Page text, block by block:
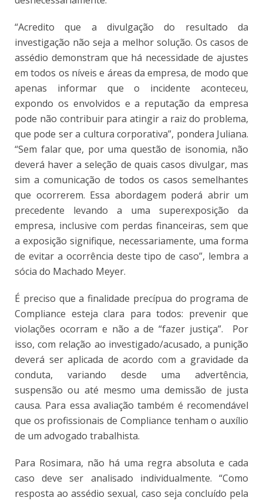
“Acredito que a divulgação do resultado da
investigação não seja a melhor solução. Os casos de
assédio demonstram que há necessidade de ajustes
em todos os níveis e áreas da empresa, de modo que
apenas informar que o incidente aconteceu,
expondo os envolvidos e a reputação da empresa
pode não contribuir para atingir a raiz do problema,
que pode ser a cultura corporativa”, pondera Juliana.
“Sem falar que, por uma questão de isonomia, não
deverá haver a seleção de quais casos divulgar, mas
sim a comunicação de todos os casos semelhantes
que ocorrerem. Essa abordagem poderá abrir um
precedente levando a uma superexposição da
empresa, inclusive com perdas financeiras, sem que
a exposição signifique, necessariamente, uma forma
de evitar a ocorrência deste tipo de caso”, lembra a
sócia do Machado Meyer.
É preciso que a finalidade precípua do programa de
Compliance esteja clara para todos: prevenir que
violações ocorram e não a de “fazer justiça”. Por
isso, com relação ao investigado/acusado, a punição
deverá ser aplicada de acordo com a gravidade da
conduta, variando desde uma advertência,
suspensão ou até mesmo uma demissão de justa
causa. Para essa avaliação também é recomendável
que os profissionais de Compliance tenham o auxílio
de um advogado trabalhista.
Para Rosimara, não há uma regra absoluta e cada
caso deve ser analisado individualmente. “Como
resposta ao assédio sexual, caso seja concluído pela